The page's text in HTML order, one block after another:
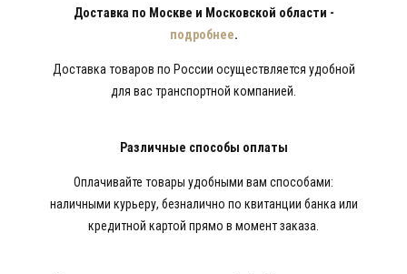
Доставка по Москве и Московской области -
подробнее.
Доставка товаров по России осуществляется удобной
для вас транспортной компанией.
Различные способы оплаты
Оплачивайте товары удобными вам способами:
наличными курьеру, безналично по квитанции банка или
кредитной картой прямо в момент заказа.